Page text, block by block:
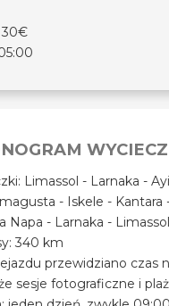
30€
Limassol - Larnaka -
- Iskele - Kantara
Napa - Larnaka - Limassol
340 km
przewidziano czas
sesje fotograficzne i